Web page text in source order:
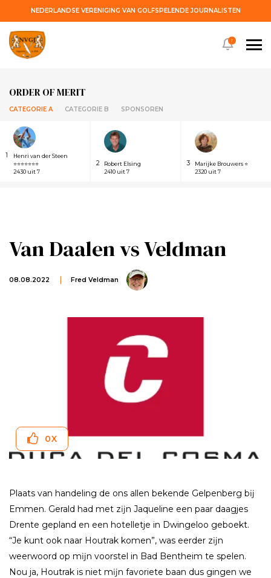
NEDERLANDSE VERENIGING VAN GOLFSPELENDE JOURNALISTEN
ORDER OF MERIT
CATEGORIE A CATEGORIE B SPONSOREN
1
Henri van der Steen
⭐⭐⭐⭐⭐⭐⭐
2430 uit 7
2
Robert Elsing
2410 uit 7
3
Marijke Brouwers ⭐
2320 uit 7
!
Van Daalen vs Veldman
08.08.2022 Fred Veldman
0X
Plaats van handeling de ons allen bekende Gelpenberg bĳ
Emmen. Gerald had met zĳn Jaqueline een paar daagjes
Drente gepland en een hotelletje in Dwingeloo geboekt.
“Je kunt ook naar Houtrak komen”, was eerder zĳn
weerwoord op mĳn voorstel in Bad Bentheim te spelen.
Nou ja, Houtrak is niet mĳn favoriete baan dus gingen we